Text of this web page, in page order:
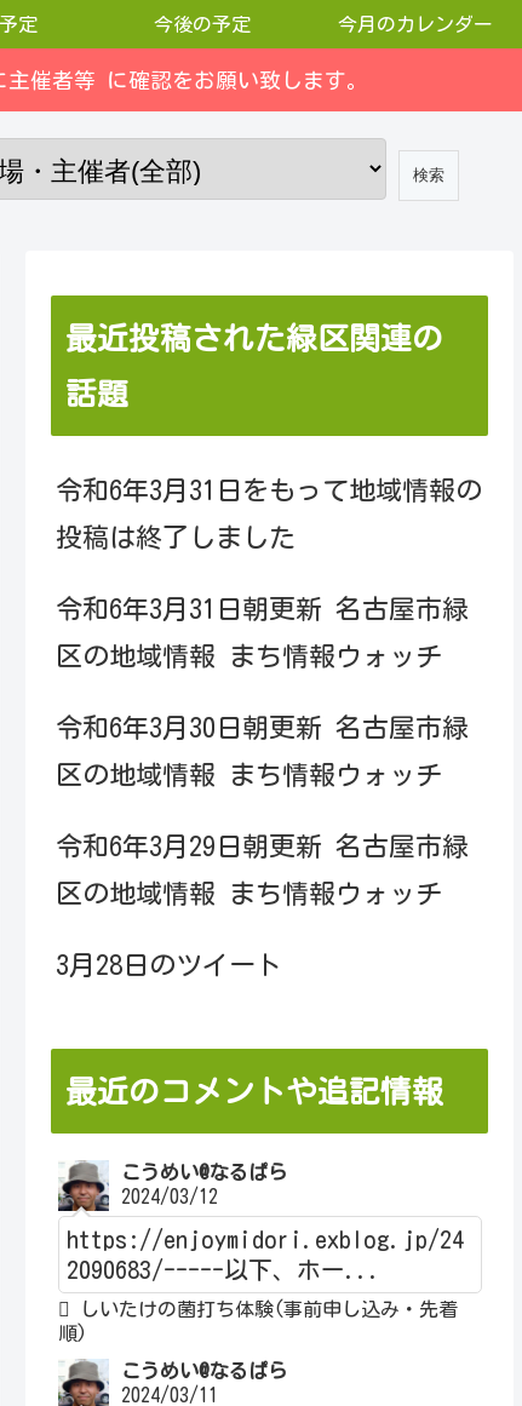
定 今後の予定 今月のカレンダー
催者等 に確認をお願い致します。
最近投稿された緑区関連の
話題
令和6年3月31日をもって地域情報の
投稿は終了しました
令和6年3月31日朝更新 名古屋市緑
区の地域情報 まち情報ウォッチ
令和6年3月30日朝更新 名古屋市緑
区の地域情報 まち情報ウォッチ
令和6年3月29日朝更新 名古屋市緑
区の地域情報 まち情報ウォッチ
3月28日のツイート
最近のコメントや追記情報
こうめい@なるぱら
2024/03/12
https://enjoymidori.exblog.jp/24
2090683/-----以下、ホー...
しいたけの菌打ち体験(事前申し込み・先着
順)
こうめい@なるぱら
2024/03/11